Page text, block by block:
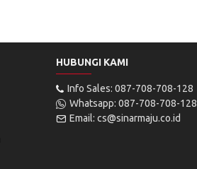
HUBUNGI KAMI
Info Sales: 087-708-708-128
Whatsapp: 087-708-708-128
Email: cs@sinarmaju.co.id